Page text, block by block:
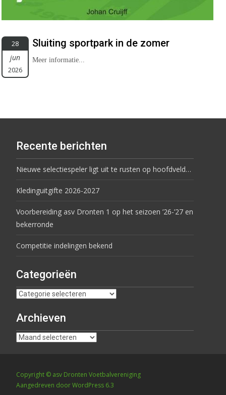
28
jun
2026
Sluiting sportpark in de zomer
Meer informatie...
Recente berichten
Nieuwe selectiespeler ligt uit te rusten op hoofdveld…
Kledinguitgifte 2026-2027
Voorbereiding asv Dronten 1 op het seizoen ’26-’27 en
bekerronde
Competitie indelingen bekend
Categorieën
Archieven
Copyright © asv Dronten Voetbalvereniging
Aangedreven door WordPress 6.3